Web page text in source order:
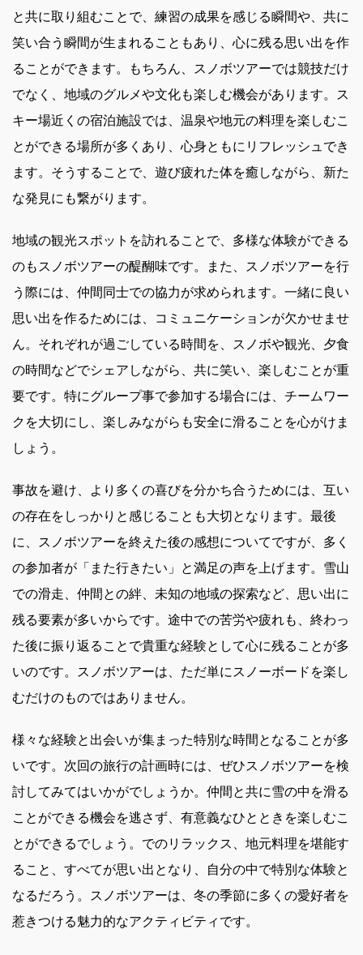
と共に取り組むことで、練習の成果を感じる瞬間や、共に
笑い合う瞬間が生まれることもあり、心に残る思い出を作
ることができます。もちろん、スノボツアーでは競技だけ
でなく、地域のグルメや文化も楽しむ機会があります。ス
キー場近くの宿泊施設では、温泉や地元の料理を楽しむこ
とができる場所が多くあり、心身ともにリフレッシュでき
ます。そうすることで、遊び疲れた体を癒しながら、新た
な発見にも繋がります。
地域の観光スポットを訪れることで、多様な体験ができる
のもスノボツアーの醍醐味です。また、スノボツアーを行
う際には、仲間同士での協力が求められます。一緒に良い
思い出を作るためには、コミュニケーションが欠かせませ
ん。それぞれが過ごしている時間を、スノボや観光、夕食
の時間などでシェアしながら、共に笑い、楽しむことが重
要です。特にグループ事で参加する場合には、チームワー
クを大切にし、楽しみながらも安全に滑ることを心がけま
しょう。
事故を避け、より多くの喜びを分かち合うためには、互い
の存在をしっかりと感じることも大切となります。最後
に、スノボツアーを終えた後の感想についてですが、多く
の参加者が「また行きたい」と満足の声を上げます。雪山
での滑走、仲間との絆、未知の地域の探索など、思い出に
残る要素が多いからです。途中での苦労や疲れも、終わっ
た後に振り返ることで貴重な経験として心に残ることが多
いのです。スノボツアーは、ただ単にスノーボードを楽し
むだけのものではありません。
様々な経験と出会いが集まった特別な時間となることが多
いです。次回の旅行の計画時には、ぜひスノボツアーを検
討してみてはいかがでしょうか。仲間と共に雪の中を滑る
ことができる機会を逃さず、有意義なひとときを楽しむこ
とができるでしょう。でのリラックス、地元料理を堪能す
ること、すべてが思い出となり、自分の中で特別な体験と
なるだろう。スノボツアーは、冬の季節に多くの愛好者を
惹きつける魅力的なアクティビティです。